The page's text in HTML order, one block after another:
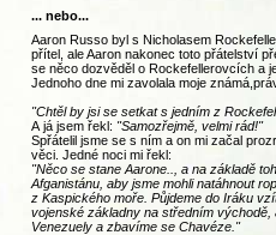
... nebo...
Aaron Russo byl s Nicholasem
přítel, ale Aaron nakonec toto přátelství
se něco dozvěděl o Rockefellerovcích a
Jednoho dne mi zavolala moje
"Chtěl by jsi se setkat s jedním z
A já jsem řekl: "Samozřejmě, velmi rád!"
Spřátelil jsme se s ním a on mi začal
věci. Jedné noci mi řekl:
"Něco se stane Aarone.., a na základě
Afganistánu, aby jsme mohli natáhnout
z Kaspického moře. Půjdeme do Iráku
vojenské základny na středním východě,
Venezuely a zbavíme se Chavéze."